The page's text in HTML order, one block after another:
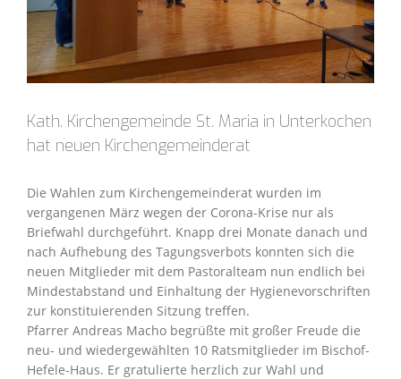
Kath. Kirchengemeinde St. Maria in Unterkochen
hat neuen Kirchengemeinderat
Die Wahlen zum Kirchengemeinderat wurden im
vergangenen März wegen der Corona-Krise nur als
Briefwahl durchgeführt. Knapp drei Monate danach und
nach Aufhebung des Tagungsverbots konnten sich die
neuen Mitglieder mit dem Pastoralteam nun endlich bei
Mindestabstand und Einhaltung der Hygienevorschriften
zur konstituierenden Sitzung treffen.
Pfarrer Andreas Macho begrüßte mit großer Freude die
neu- und wiedergewählten 10 Ratsmitglieder im Bischof-
Hefele-Haus. Er gratulierte herzlich zur Wahl und